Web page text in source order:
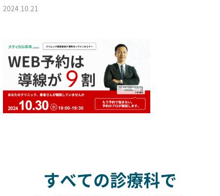
2024.10.21
すべての診療科で